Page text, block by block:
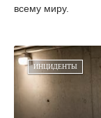
всему миру.
ИНЦИДЕНТЫ